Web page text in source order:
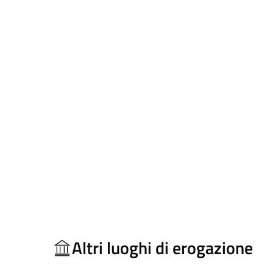
Altri luoghi di erogazione